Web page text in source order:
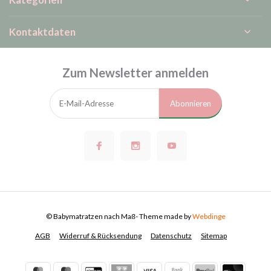
Kontaktdaten
Zum Newsletter anmelden
Abonnieren
AGB Widerruf & Rücksendung Datenschutz Sitemap
© Babymatratzen nach Maß- Theme made byWebdinge